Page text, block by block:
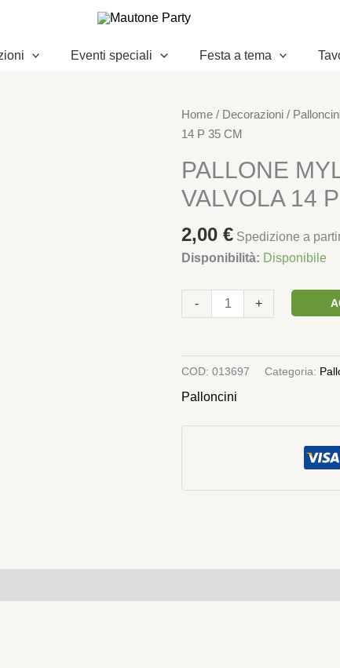
Eventi speciali Festa a tema
Home / Decorazioni /
14 P 35 CM
PALLONE
VALVOLA 14
2,00 € Spedizione a
Disponibilità: Disponibile
-
PALLONE
MYLAR
1
ROSSO
VALVOLA
14
35
+
COD: 013697 Categoria:
Palloncini